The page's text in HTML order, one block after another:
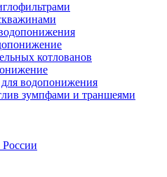
котлованов
водопонижения
зумпфами и траншеями